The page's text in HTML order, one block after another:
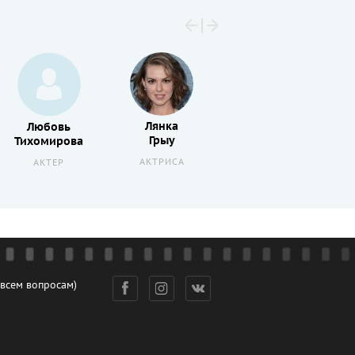
Любовь
Тихомирова
АКТЕР
Лянка
Грыу
АКТРИСА
вопросам)